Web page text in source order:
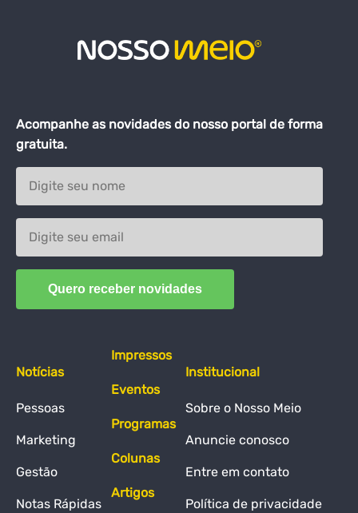
Acompanhe as novidades do nosso portal de forma
gratuita.
Notícias
Pessoas
Marketing
Gestão
Notas Rápidas
Impressos
Eventos
Programas
Colunas
Artigos
Institucional
Sobre o Nosso Meio
Anuncie conosco
Entre em contato
Política de privacidade